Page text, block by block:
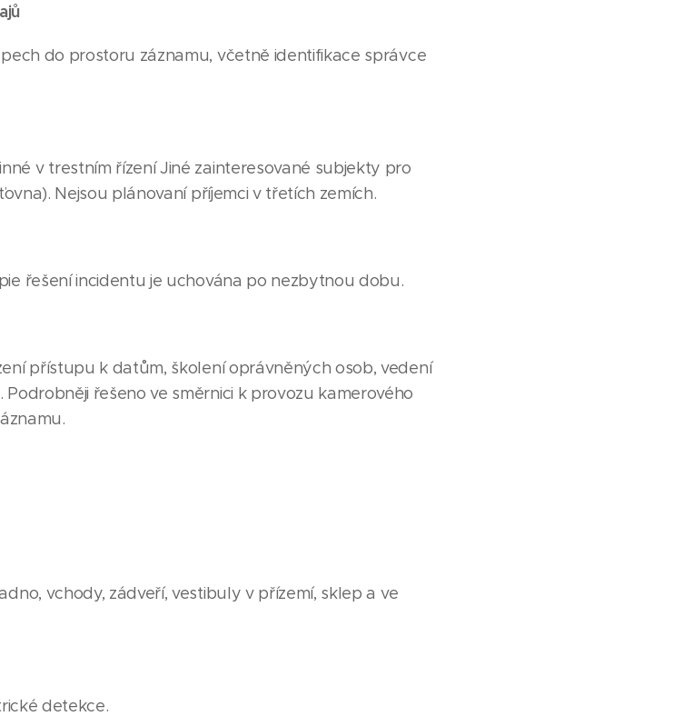
do prostoru záznamu, včetně identifikace správce
v trestním řízení Jiné zainteresované subjekty pro
Nejsou plánovaní příjemci v třetích zemích.
řešení incidentu je uchována po nezbytnou dobu.
přístupu k datům, školení oprávněných osob, vedení
řešeno ve směrnici k provozu kamerového
vchody, zádveří, vestibuly v přízemí, sklep a ve
detekce.